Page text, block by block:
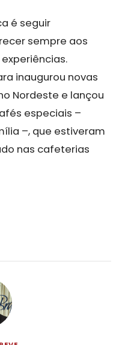
é seguir
sempre aos
inaugurou novas
Nordeste e lançou
especiais –
–, que estiveram
nas cafeterias